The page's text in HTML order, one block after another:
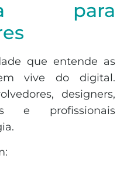
para
que entende as
vive do digital.
designers,
e profissionais